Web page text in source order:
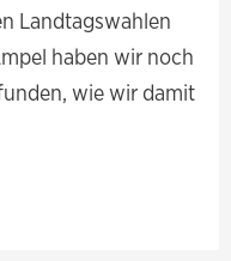
Landtagswahlen
haben wir noch
wie wir damit